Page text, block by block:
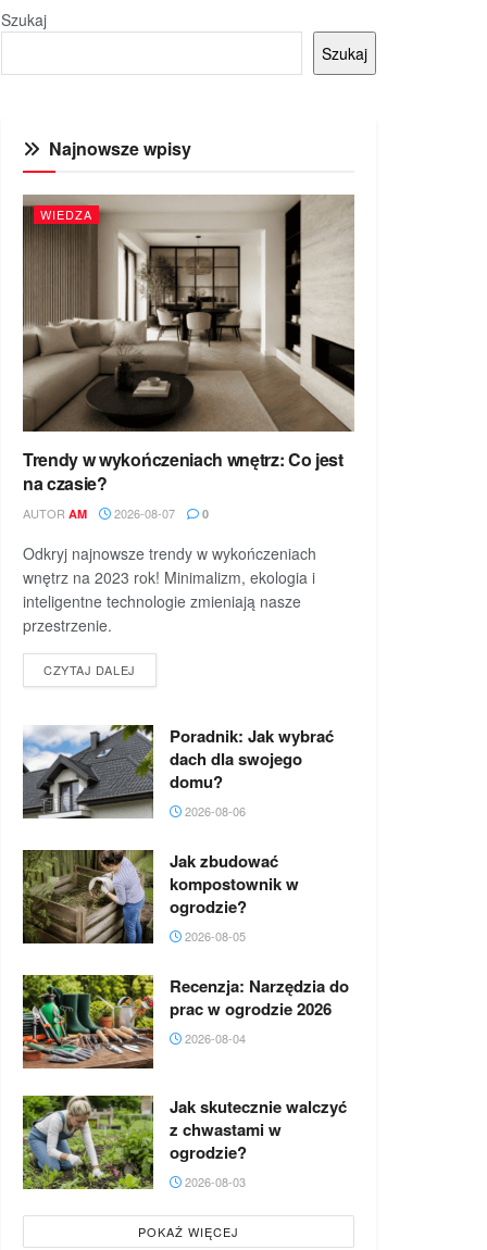
Szukaj
Szukaj
Najnowsze wpisy
WIEDZA
Trendy w wykończeniach wnętrz: Co jest
na czasie?
AUTOR AM 2026-08-07 0
Odkryj najnowsze trendy w wykończeniach
wnętrz na 2023 rok! Minimalizm, ekologia i
inteligentne technologie zmieniają nasze
przestrzenie.
CZYTAJ DALEJ
Poradnik: Jak wybrać
dach dla swojego
domu?
2026-08-06
Jak zbudować
kompostownik w
ogrodzie?
2026-08-05
Recenzja: Narzędzia do
prac w ogrodzie 2026
2026-08-04
Jak skutecznie walczyć
z chwastami w
ogrodzie?
2026-08-03
POKAŻ WIĘCEJ